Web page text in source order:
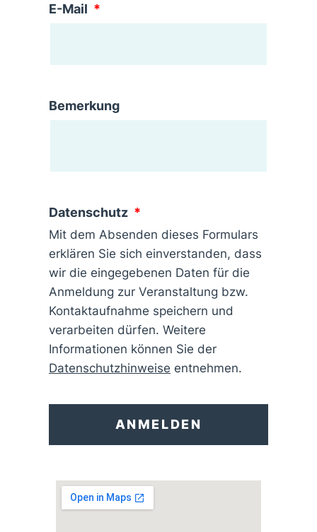
E-Mail
Bemerkung
Datenschutz
Mit dem Absenden dieses Formulars
erklären Sie sich einverstanden, dass
wir die eingegebenen Daten für die
Anmeldung zur Veranstaltung bzw.
Kontaktaufnahme speichern und
verarbeiten dürfen. Weitere
Informationen können Sie der
Datenschutzhinweise entnehmen.
ANMELDEN